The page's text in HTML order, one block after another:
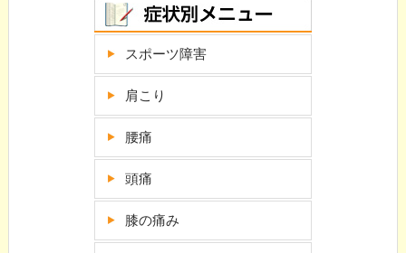
スポーツ障害
肩こり
腰痛
頭痛
膝の痛み